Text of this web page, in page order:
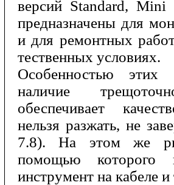
версий Standard, Mini
предназначены для
и для ремонтных
тественных условиях.
Особенностью этих
наличие
обеспечивает
нельзя разжать, не
7.8). На этом же
помощью которого
инструмент на кабеле